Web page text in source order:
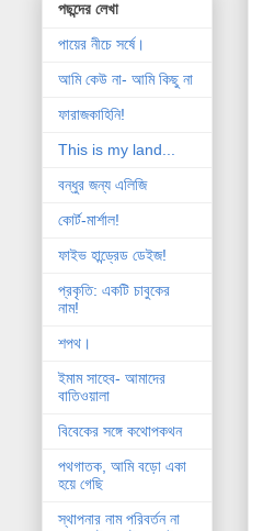
পছন্দের লেখা
পায়ের নীচে সর্ষে।
আমি কেউ না- আমি কিছু না
ফারাজকাহিনি!
This is my land...
বন্ধুর জন্য এলিজি
কোর্ট-মার্শাল!
ফাইভ হান্ড্রেড ডেইজ!
প্রকৃতি: একটি চাবুকের
নাম!
শপথ।
ইমাম সাহেব- আমাদের
বাতিওয়ালা
বিবেকের সঙ্গে কথোপকথন
পথগাতক, আমি বড়ো একা
হয়ে গেছি
স্থাপনার নাম পরিবর্তন না